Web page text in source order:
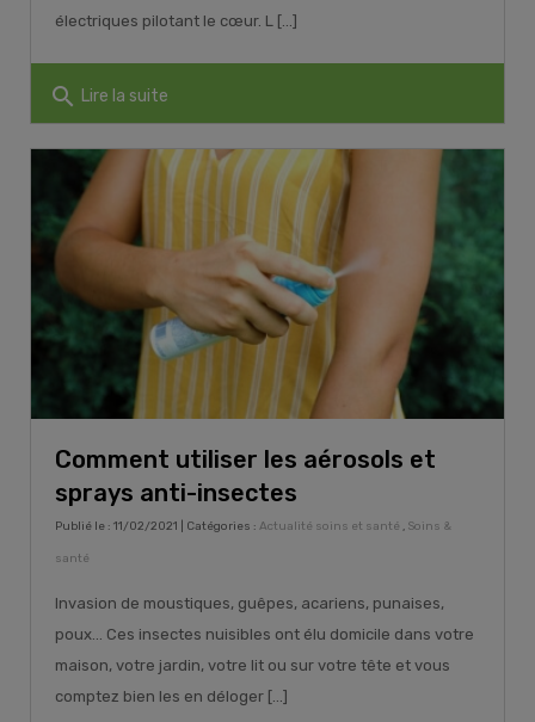
électriques pilotant le cœur. L [...]
search Lire la suite
Comment utiliser les aérosols et
sprays anti-insectes
Publié le : 11/02/2021 | Catégories : Actualité soins et santé , Soins &
santé
Invasion de moustiques, guêpes, acariens, punaises,
poux… Ces insectes nuisibles ont élu domicile dans votre
maison, votre jardin, votre lit ou sur votre tête et vous
comptez bien les en déloger [...]